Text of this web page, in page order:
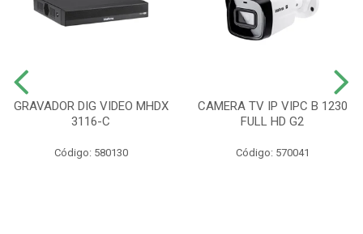
GRAVADOR DIG VIDEO MHDX
3116-C
Código: 580130
CAMERA TV IP VIPC B 1230
FULL HD G2
Código: 570041